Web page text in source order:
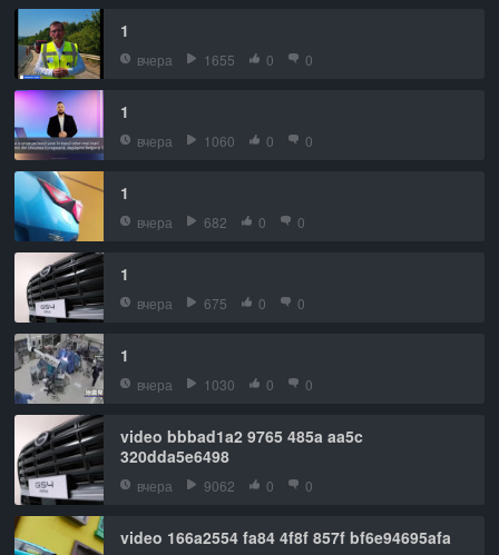
1
вчера 1655 0 0
1
вчера 1060 0 0
1
вчера 682 0 0
1
вчера 675 0 0
1
вчера 1030 0 0
video bbbad1a2 9765 485a aa5c
320dda5e6498
вчера 9062 0 0
video 166a2554 fa84 4f8f 857f bf6e94695afa